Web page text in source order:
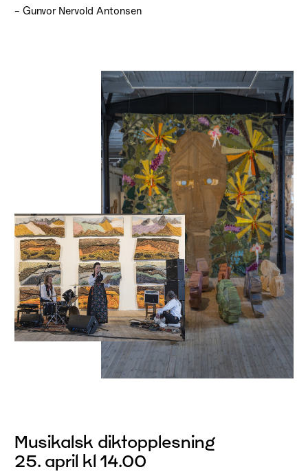
– Gunvor Nervold Antonsen
Musikalsk diktopplesning
25. april kl 14.00